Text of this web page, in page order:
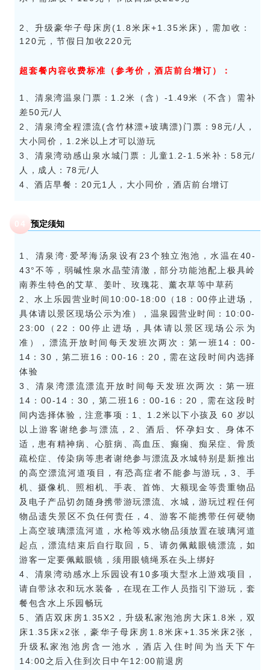
2、升级豪华子母床房(1.8米床+1.35米床)，需加收：
120元，节假日加收220元
超套餐内容收费标准（参考价，酒店前台增订）：
1、清泉湾温泉门票：1.2米（含）-1.49米（不含）需补
差50元/人
2、清泉湾全程漂流(含竹林漂+玻璃漂)门票：98元/人，
大小同价，1.2米以上才可以游玩
3、清泉湾动感山泉水城门票：儿童1.2-1.5米补：58元/
人，成人：78元/人
4、酒店早餐：20元1人，大小同价，酒店前台增订
04 预定须知
1、清泉湾·爱琴海汤泉设有23个独立泡池，水温在40-
43°不等，弱碱性泉水晶莹清澈，部分功能池配上极具岭
南养生特色的艾草、姜叶、玫瑰花、薰衣草等中草药
2、水上乐园营业时间10:00-18:00（18：00停止进场，
具体请以景区现场公示为准），温泉园营业时间：10:00-
23:00（22：00停止进场，具体请以景区现场公示为
准），漂流开放时间每天发班次两次：第一班14：00-
14：30，第二班16：00-16：20，需在这段时间内选择
体验
3、清泉湾漂流漂流开放时间每天发班次两次：第一班
14：00-14：30，第二班16：00-16：20，需在这段时
间内选择体验，注意事项：1、1.2米以下小孩及 60 岁以
以上游客谢绝参与漂流，2、酒后、怀孕妇女、身体不
适，患有精神病、心脏病、高血压、癫痫、痴呆症、骨质
疏松症、传染病等患者谢绝参与漂流及水城特别是新推出
的高空漂流河道项目，有恐高症者不能参与游玩，3、手
机、摄像机、照相机、手表、首饰、大额现金等贵重物品
及电子产品切勿随身携带游玩漂流、水城，游玩过程任何
物品遗失景区不负任何责任，4、游客不能携带任何硬物
上高空玻璃漂流河道，水枪等戏水物品须放置在玻璃河道
起点，漂流结束后自行取回，5、请勿佩戴眼镜漂流，如
游客一定要佩戴眼镜，须用眼镜绳系在头上绑好
4、清泉湾动感水上乐园设有10多项大型水上游戏项目，
请自带泳衣和玩水装备，在现在工作人员指引下游玩，套
餐包含水上乐园畅玩
5、酒店双床房1.35X2，升级私家泡池房大床1.8米，双
床1.35床x2张，豪华子母床房1.8米床+1.35米床2张，
升级私家泡池房含一池水，酒店入住时间为当天下午
14:00之后入住到次日中午12:00前退房